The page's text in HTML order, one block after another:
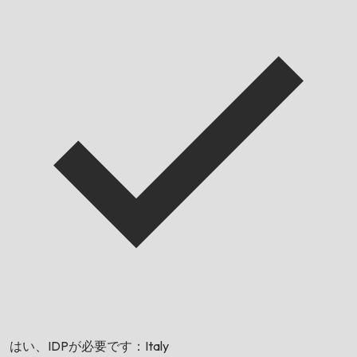
はい、IDPが必要です： Italy